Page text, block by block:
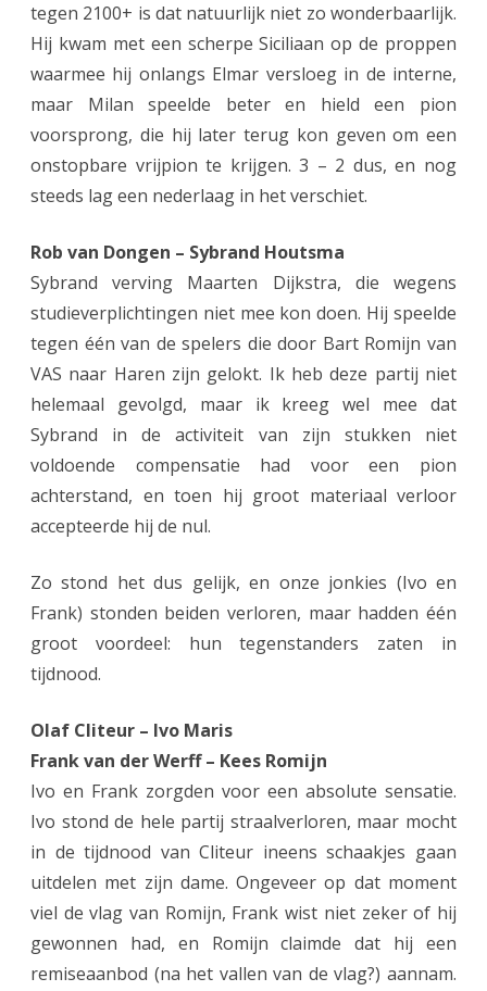
s
o
p
H
e
2
tegen 2100+ is dat natuurlijk niet zo wonderbaarlijk.
Hij kwam met een scherpe Siciliaan op de proppen
waarmee hij onlangs Elmar versloeg in de interne,
maar Milan speelde beter en hield een pion
voorsprong, die hij later terug kon geven om een
onstopbare vrijpion te krijgen. 3 – 2 dus, en nog
steeds lag een nederlaag in het verschiet.
Rob van Dongen – Sybrand Houtsma
Sybrand verving Maarten Dijkstra, die wegens
studieverplichtingen niet mee kon doen. Hij speelde
tegen één van de spelers die door Bart Romijn van
VAS naar Haren zijn gelokt. Ik heb deze partij niet
helemaal gevolgd, maar ik kreeg wel mee dat
Sybrand in de activiteit van zijn stukken niet
voldoende compensatie had voor een pion
achterstand, en toen hij groot materiaal verloor
accepteerde hij de nul.
Zo stond het dus gelijk, en onze jonkies (Ivo en
Frank) stonden beiden verloren, maar hadden één
groot voordeel: hun tegenstanders zaten in
tijdnood.
Olaf Cliteur – Ivo Maris
Frank van der Werff – Kees Romijn
Ivo en Frank zorgden voor een absolute sensatie.
Ivo stond de hele partij straalverloren, maar mocht
in de tijdnood van Cliteur ineens schaakjes gaan
uitdelen met zijn dame. Ongeveer op dat moment
viel de vlag van Romijn, Frank wist niet zeker of hij
gewonnen had, en Romijn claimde dat hij een
remiseaanbod (na het vallen van de vlag?) aannam.